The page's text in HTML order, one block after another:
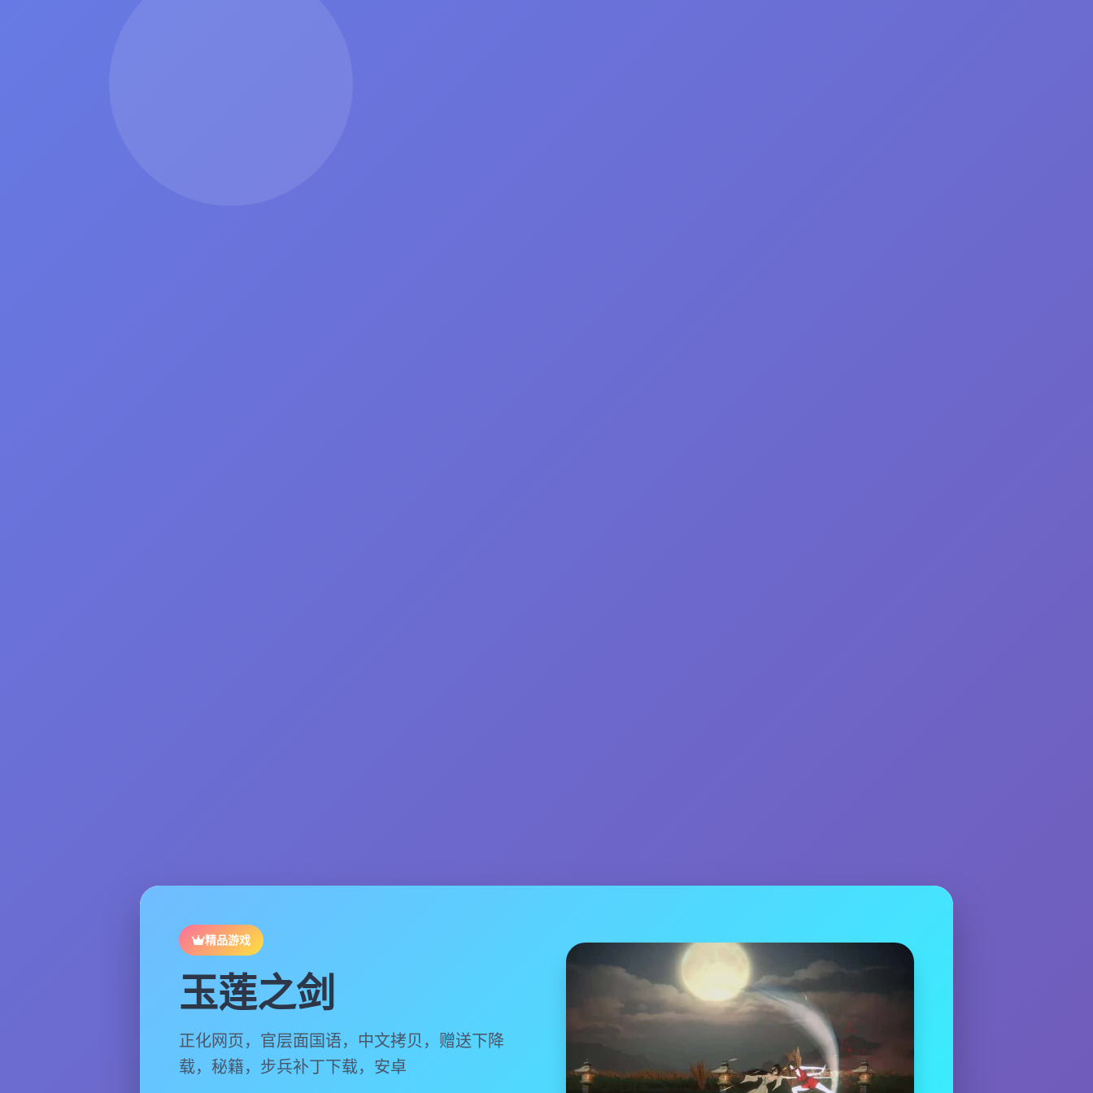
精品游戏
玉莲之剑
正化网页，官层面国语，中文拷贝，赠送下降
载，秘籍，步兵补丁下载，安卓